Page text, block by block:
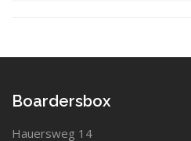
Boardersbox
Hauersweg 14